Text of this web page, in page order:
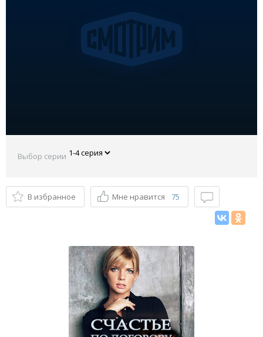
Выбор серии
В избранное Мне нравится 75